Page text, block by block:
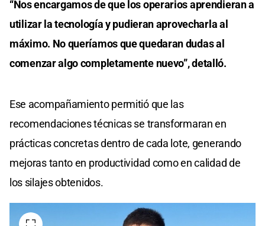
“Nos encargamos de que los operarios aprendieran a
utilizar la tecnología y pudieran aprovecharla al
máximo. No queríamos que quedaran dudas al
comenzar algo completamente nuevo”, detalló.
Ese acompañamiento permitió que las
recomendaciones técnicas se transformaran en
prácticas concretas dentro de cada lote, generando
mejoras tanto en productividad como en calidad de
los silajes obtenidos.